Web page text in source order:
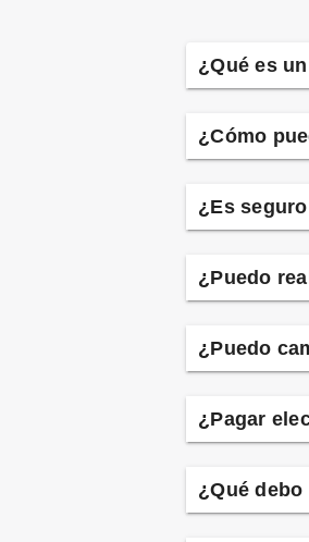
¿Qué es
¿Cómo
¿Es
¿Puedo
¿Puedo
¿Pagar
¿Qué